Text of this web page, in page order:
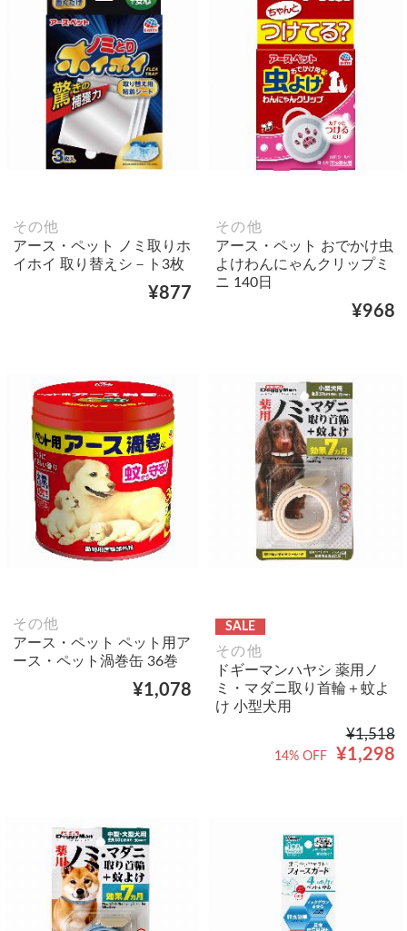
その他
アース・ペット ノミ取りホ
イホイ 取り替えシ－ト3枚
¥877
その他
アース・ペット おでかけ虫
よけわんにゃんクリップミ
ニ 140日
¥968
その他
アース・ペット ペット用ア
ース・ペット渦巻缶 36巻
¥1,078
SALE
その他
ドギーマンハヤシ 薬用ノ
ミ・マダニ取り首輪＋蚊よ
け 小型犬用
¥1,518
¥1,298
14% OFF